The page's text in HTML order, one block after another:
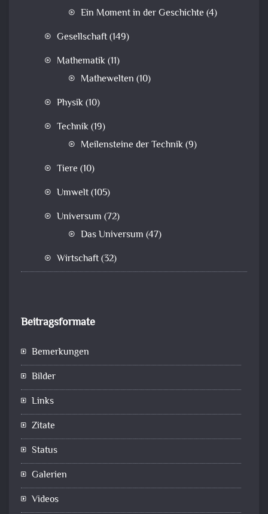
Ein Moment in der Geschichte (4)
Gesellschaft(149)
Mathematik(11)
Mathewelten (10)
Physik(10)
Technik(19)
Meilensteine der Technik(9)
Tiere (10)
Umwelt(105)
Universum (72)
Das Universum (47)
Wirtschaft(32)
Beitragsformate
Bemerkungen
Bilder
Links
Zitate
Status
Galerien
Videos